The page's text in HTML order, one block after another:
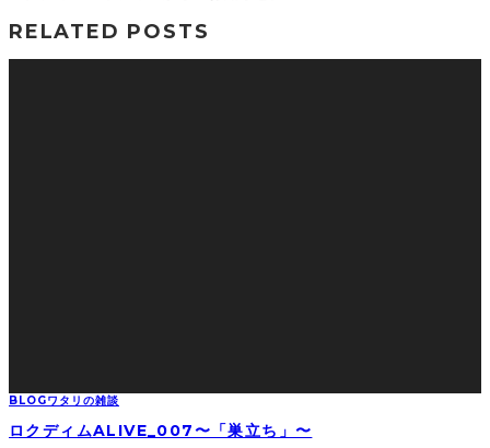
RELATED POSTS
BLOGワタリの雑談
ロクディムALIVE_007〜「巣立ち」〜